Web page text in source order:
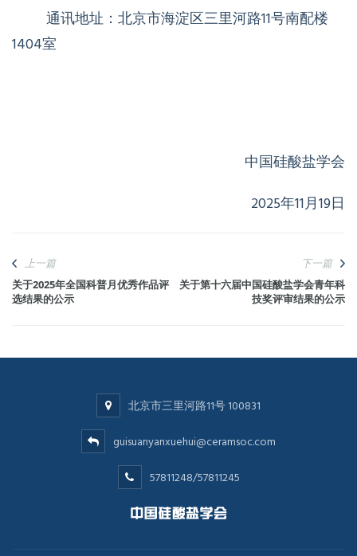
通讯地址：北京市海淀区三里河路11号南配楼
1404室
中国硅酸盐学会
2025年11月19日
上一篇
关于2025年全国科普月优秀作品评
选结果的公示
下一篇
关于第十六届中国硅酸盐学会青年科
技奖评审结果的公示
北京市三里河路11号 100831
guisuanyanxuehui@ceramsoc.com
57811248/57811245